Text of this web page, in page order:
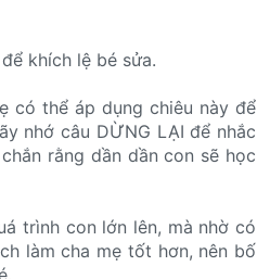
khích lệ bé sửa.
có thể áp dụng chiêu này để
nhớ câu DỪNG LẠI để nhắc
rằng dần dần con sẽ học
trình con lớn lên, mà nhờ có
làm cha mẹ tốt hơn, nên bố